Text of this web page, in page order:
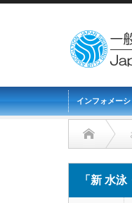
インフォメー
「新 水